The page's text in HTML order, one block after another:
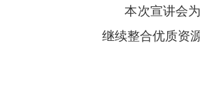
本次宣讲会
继续整合优质资